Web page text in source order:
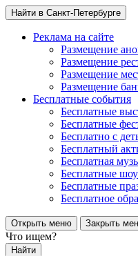
Найти в Санкт-Петербурге
Реклама на сайте
Размещение
Размещение
Размещение
Размещение
Бесплатные события
Бесплатные
Бесплатные
Бесплатно с
Бесплатный
Бесплатная
Бесплатные
Бесплатные
Бесплатное
Открыть меню Закрыть
Что ищем?
Найти